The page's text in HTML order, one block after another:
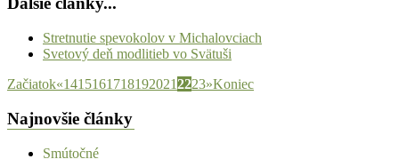
Stretnutie spevokolov v Michalovciach
Svetový deň modlitieb vo Svätuši
Začiatok«14151617181920212223»Koniec
Najnovšie články
Smútočné